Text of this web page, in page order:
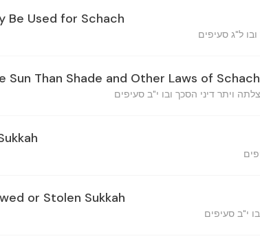
Be Used for Schach
Sun Than Shade and Other Laws of Schach
or Stolen Sukkah